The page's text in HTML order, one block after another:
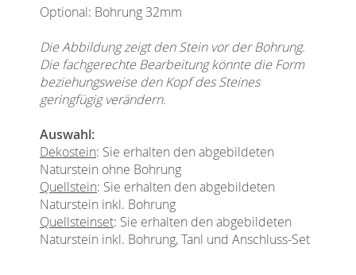
Optional: Bohrung 32mm
Die Abbildung zeigt den Stein vor der Bohrung.
Die fachgerechte Bearbeitung könnte die Form
beziehungsweise den Kopf des Steines
geringfügig verändern.
Auswahl:
Dekostein: Sie erhalten den abgebildeten
Naturstein ohne Bohrung
Quellstein: Sie erhalten den abgebildeten
Naturstein inkl. Bohrung
Quellsteinset: Sie erhalten den abgebildeten
Naturstein inkl. Bohrung, Tanl und Anschluss-Set